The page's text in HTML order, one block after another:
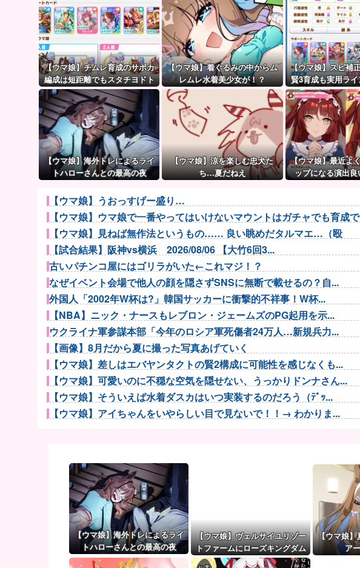
【ウマ娘】チムレ育成のサポカ
編成は短距離でもスタチヨドト
ウを編成するってマジ！？ 根性
サポカを編成していた意味…
【ウマ娘】着ぐるみの中からム
レムレ水着美少女が！？
【ウマ娘】スピ補
賢3育成も実用ラ
民の育成した夏ド
がりつつあ
【ウマ娘】海外トレによるライ
トハローさんとの最高の夜
【ウマ娘】涼を楽しむ忠犬た
ち…夏だねえ
【ウマ娘】最近よ
ップになる演出
【ウマ娘】うおっすげー盛り…
【ウマ娘】ウマ娘で一番やってはいけないマウントはガチャでも育成
【ウマ娘】見ねば無作法というもの…… 良い眺めだタルマエ…（殴
【試合結果】阪神vs横浜 2026/08/06 【大竹6回3...
古いパチンコ屋にはゴリラがいた←これマジ！？
なぜイベント会場で他人の顔を隠さずSNSに無断で載せるの？自...
外国人「2002年W杯は?」韓国サッカーに衝撃的不祥事！W杯...
【NBA】ニック・ナースもレブロン・ジェームズのPG起用を示...
ウクライナ軍参謀本部「今年のロシア軍死傷者24万人…新規兵力...
【画像】8月だから夏に撮った写真あげていく
【ウマ娘】差しはエバヤンタクトの賢2構成に可能性を感じなくも...
【ウマ娘】可愛いのに不穏な空気を隠せない、うっかりドンナさん...
【ウマ娘】そういえば水着ダスカはいつ実装するのだろう（ﾃﾞｯ...
【ウマ娘】アイちゃんをいやらしい目で見ないで！！→ わかりま...
【朗報】セクシーさとキュートな上原歩夢ちゃんのフィギュアが制...
昨日打ったアイムなんですけど…これ設定いくつなんですかね？
無神経な人あるある
【悲報】Googleのエンジニア「AIで仕事がつまらなくなっ...
モーニング娘。'25『気になるその気の歌』ってガチで名曲だと...
【艦これ】推し旅って結局何するイベントなの
【ウマ娘】（審議）無凸ブーケと完凸シャカール、中距離先行編成...
【ウマ娘】海外トレによるライ
トハローさんとの最高の夜
【ウマ娘】ヴェルサイユリゾー
トファームにローズキングダム
のパネルが到着
【ウマ娘】
ア